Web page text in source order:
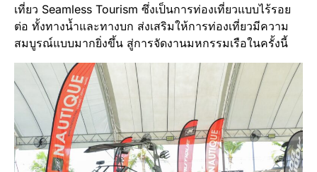
เที่ยว Seamless Tourism ซึ่งเป็นการท่องเที่ยวแบบไร้รอย
ต่อ ทั้งทางน้ำและทางบก ส่งเสริมให้การท่องเที่ยวมีความ
สมบูรณ์แบบมากยิ่งขึ้น สู่การจัดงานมหกรรมเรือในครั้งนี้